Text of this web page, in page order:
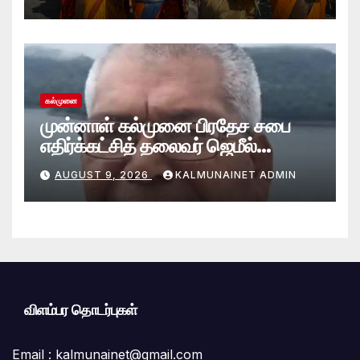
கல்முனை
முன்னாள் கல்முனை பிரதேச சபை
எதிர்க்கட்சித் தலைவர் ஜெமீல்
காலமானார்.!
AUGUST 9, 2026 KALMUNAINET ADMIN
விளம்பர தொடர்புகள்
Email : kalmunainet@gmail.com